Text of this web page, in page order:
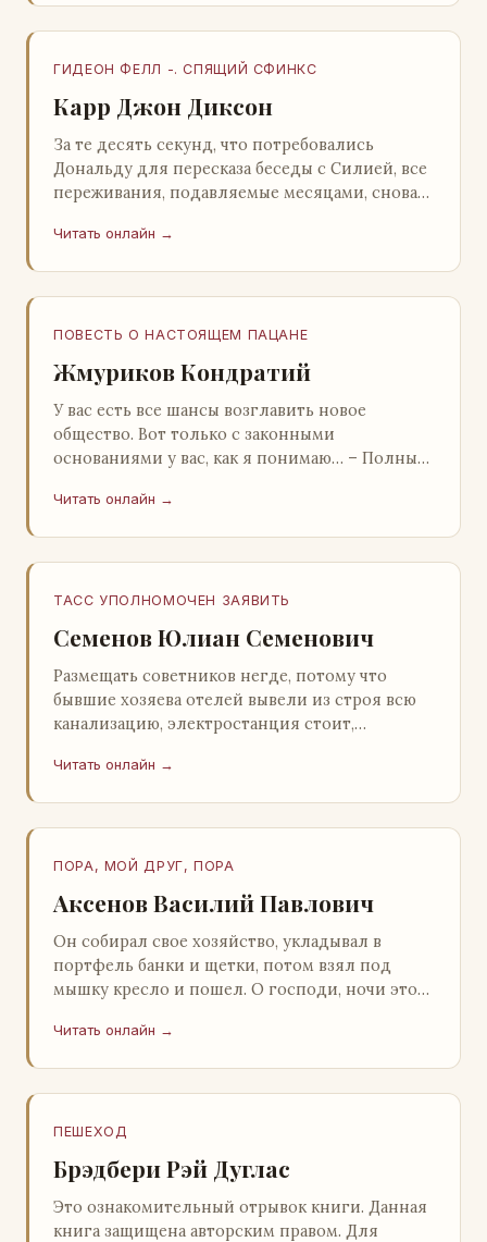
ГИДЕОН ФЕЛЛ -. СПЯЩИЙ СФИНКС
Карр Джон Диксон
За те десять секунд, что потребовались
Дональду для пересказа беседы с Силией, все
переживания, подавляемые месяцами, снова
среди…
Читать онлайн →
ПОВЕСТЬ О НАСТОЯЩЕМ ПАЦАНЕ
Жмуриков Кондратий
У вас есть все шансы возглавить новое
общество. Вот только с законными
основаниями у вас, как я понимаю… – Полный
Натанович. – Что ж, …
Читать онлайн →
ТАСС УПОЛНОМОЧЕН ЗАЯВИТЬ
Семенов Юлиан Семенович
Размещать советников негде, потому что
бывшие хозяева отелей вывели из строя всю
канализацию, электростанция стоит,
А. Алешин». …
Читать онлайн →
ПОРА, МОЙ ДРУГ, ПОРА
Аксенов Василий Павлович
Он собирал свое хозяйство, укладывал в
портфель банки и щетки, потом взял под
мышку кресло и пошел. О господи, ночи этой
заставлял…
Читать онлайн →
ПЕШЕХОД
Брэдбери Рэй Дуглас
Это ознакомительный отрывок книги. Данная
книга защищена авторским правом. Для